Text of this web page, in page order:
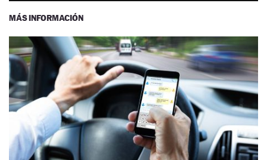
MÁS INFORMACIÓN